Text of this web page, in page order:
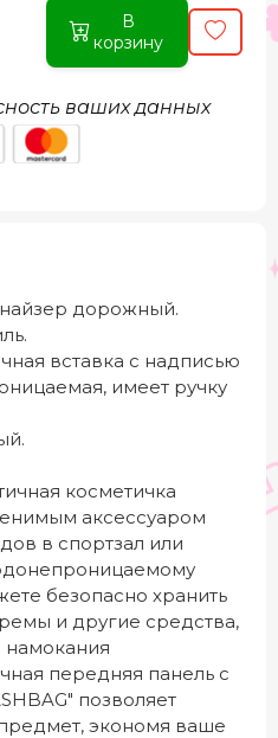
В
корзину
ваших данных
дорожный.
вставка с надписью
имеет ручку
косметичка
аксессуаром
в спортзал или
безопасно хранить
и другие средства,
намокания
передняя панель с
позволяет
экономя ваше